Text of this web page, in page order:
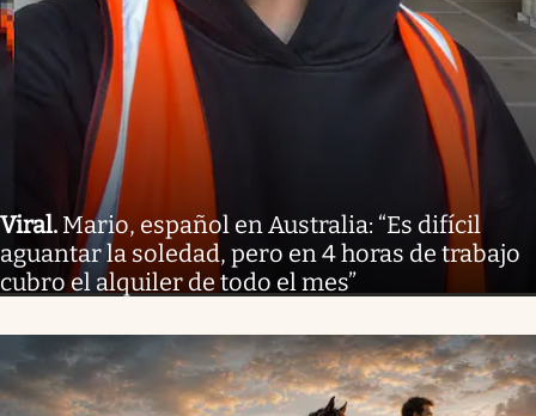
Viral. Mario, español en Australia: “Es difícil
aguantar la soledad, pero en 4 horas de trabajo
cubro el alquiler de todo el mes”